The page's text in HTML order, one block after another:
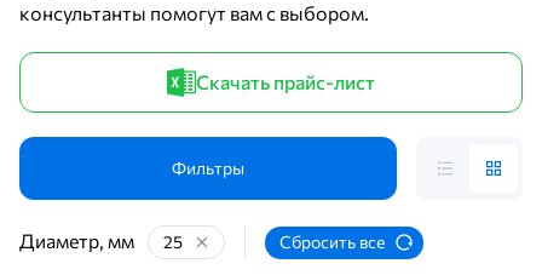
консультанты помогут вам с выбором.
Скачать прайс-лист
Фильтры
Диаметр, мм 25 Сбросить все